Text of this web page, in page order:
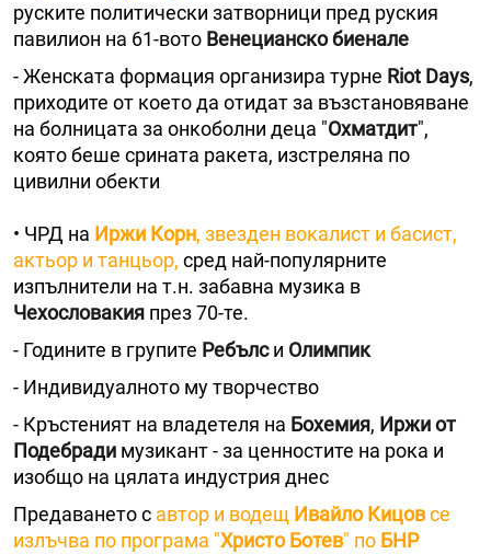
руските политически затворници пред руския
павилион на 61-вото Венецианско биенале
- Женската формация организира турне Riot Days,
приходите от което да отидат за възстановяване
на болницата за онкоболни деца "Охматдит",
която беше срината ракета, изстреляна по
цивилни обекти
• ЧРД на Иржи Корн, звезден вокалист и басист,
актьор и танцьор, сред най-популярните
изпълнители на т.н. забавна музика в
Чехословакия през 70-те.
- Годините в групите Ребълси Олимпик
- Индивидуалното му творчество
- Кръстеният на владетеля на Бохемия, Иржи от
Подебради музикант - за ценностите на рока и
изобщо на цялата индустрия днес
Предаването с автор и водещ Ивайло Кицовсе
излъчва по програма "Христо Ботев" по БНР